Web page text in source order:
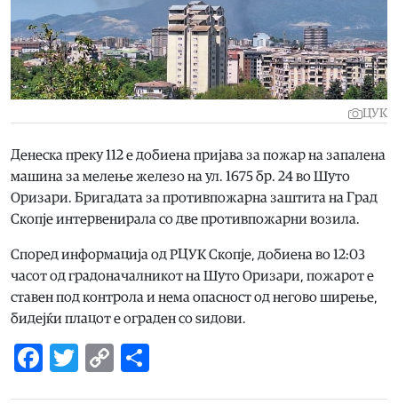
ЦУК
Денеска преку 112 е добиена пријава за пожар на запалена
машина за мелење железо на ул. 1675 бр. 24 во Шуто
Оризари. Бригадата за противпожарна заштита на Град
Скопје интервенирала со две противпожарни возила.
Според информација од РЦУК Скопје, добиена во 12:03
часот од градоначалникот на Шуто Оризари, пожарот е
ставен под контрола и нема опасност од негово ширење,
бидејќи плацот е ограден со ѕидови.
Facebook
Twitter
Copy